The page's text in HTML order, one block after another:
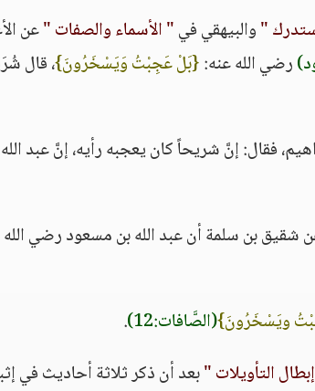
"والبيهقي في" الأسماء والصفات "عن
رضي الله عنه:{بَلْ عَجِبْتُ وَيَسْخَرُونَ}، قال
فقال: إنَّ شريحاً كان يعجبه رأيه، إنَّ عبد
شقيق بن سلمة أن عبد الله بن مسعود رضي
ويَسْخَرُونَ}(الصَّافات:12)
.
التأويلات "بعد أن ذكر ثلاثة أحاديث في